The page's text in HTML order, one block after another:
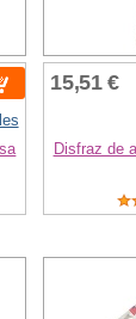
15,51 €
Disfraz de